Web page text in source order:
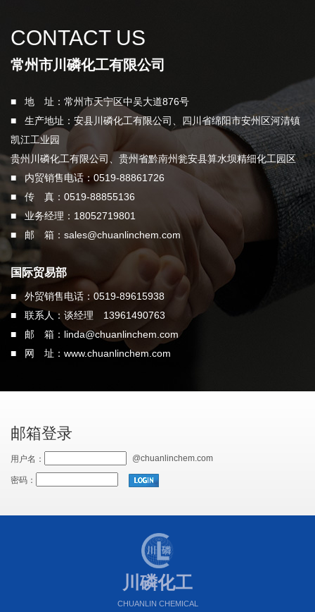
CONTACT US
常州市川磷化工有限公司
■ 地 址：常州市天宁区中吴大道876号
■ 生产地址：安县川磷化工有限公司、四川省绵阳市安州区河清镇
凯江工业园
贵州川磷化工有限公司、贵州省黔南州瓮安县算水坝精细化工园区
■ 内贸销售电话：0519-88861726
■ 传 真：0519-88855136
■ 业务经理：18052719801
■ 邮 箱： sales@chuanlinchem.com
国际贸易部
■ 外贸销售电话：0519-89615938
■ 联系人：谈经理 13961490763
■ 邮 箱： linda@chuanlinchem.com
■ 网 址： www.chuanlinchem.com
邮箱登录
用户名： @chuanlinchem.com
密码：
川磷化工
CHUANLIN CHEMICAL